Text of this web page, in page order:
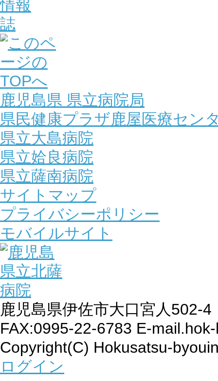
鹿児島県 県立病院局
県民健康プラザ鹿屋医療セン
県立大島病院
県立姶良病院
県立薩南病院
サイトマップ
プライバシーポリシー
モバイルサイト
鹿児島県伊佐市大口宮人502-
FAX:0995-22-6783 E-
Copyright(C) Hokusatsu-
ログイン